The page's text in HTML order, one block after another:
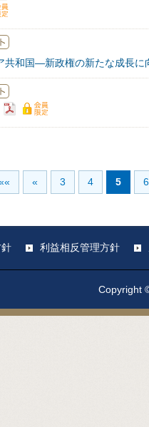
共和国―新政権の新たな成長
« 3 4 5 6
利益相反管理方針
Copyright